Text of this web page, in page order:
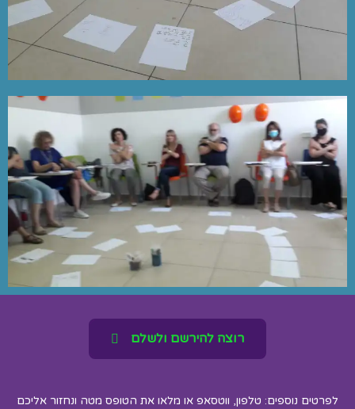
רוצה להירשם ולשלם
לפרטים נוספים: טלפון, ווטסאפ או מלאו את הטופס מטה ונחזור אליכם